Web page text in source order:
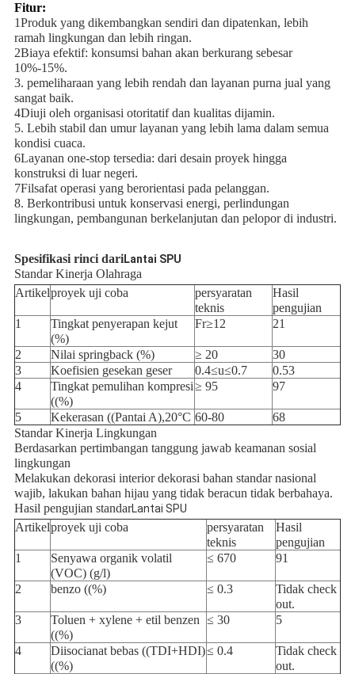
Fitur:
1Produk yang dikembangkan sendiri dan dipatenkan, lebih
ramah lingkungan dan lebih ringan.
2Biaya efektif: konsumsi bahan akan berkurang sebesar
10%-15%.
3. pemeliharaan yang lebih rendah dan layanan purna jual yang
sangat baik.
4Diuji oleh organisasi otoritatif dan kualitas dijamin.
5. Lebih stabil dan umur layanan yang lebih lama dalam semua
kondisi cuaca.
6Layanan one-stop tersedia: dari desain proyek hingga
konstruksi di luar negeri.
7Filsafat operasi yang berorientasi pada pelanggan.
8. Berkontribusi untuk konservasi energi, perlindungan
lingkungan, pembangunan berkelanjutan dan pelopor di industri.
Spesifikasi rinci dariLantai SPU
Standar Kinerja Olahraga
Artikelproyek uji coba
persyaratan
teknis
Hasil
pengujian
1
Tingkat penyerapan kejut
(%)
Fr≥12 21
2 Nilai springback (%) ≥ 20
30
3
Koefisien gesekan geser 0.4≤u≤0.7
0.53
4
Tingkat pemulihan kompresi
((%)
≥ 95 97
5 Kekerasan ((Pantai A),20°C 60-80
68
Standar Kinerja Lingkungan
Berdasarkan pertimbangan tanggung jawab keamanan sosial
lingkungan
Melakukan dekorasi interior dekorasi bahan standar nasional
wajib, lakukan bahan hijau yang tidak beracun tidak berbahaya.
Hasil pengujian standarLantai SPU
Artikelproyek uji coba
persyaratan
teknis
Hasil
pengujian
1
Senyawa organik volatil
(VOC) (g/l)
≤ 670 91
2 benzo ((%) ≤ 0.3
Tidak check
out.
3
Toluen + xylene + etil benzen
((%)
≤ 30 5
4
Diisocianat bebas ((TDI+HDI)
((%)
≤ 0.4
Tidak check
out.